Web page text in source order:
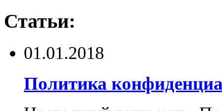
Статьи:
01.01.2018
Политика